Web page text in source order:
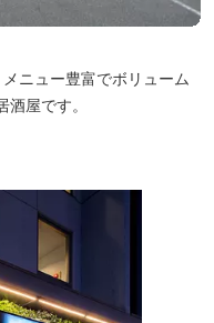
ニュー豊富でボリューム
屋です。